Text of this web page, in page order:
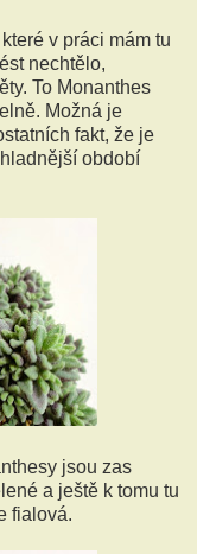
v práci mám tu
nechtělo,
To Monanthes
Možná je
fakt, že je
období
jsou zas
a ještě k tomu tu
fialová.